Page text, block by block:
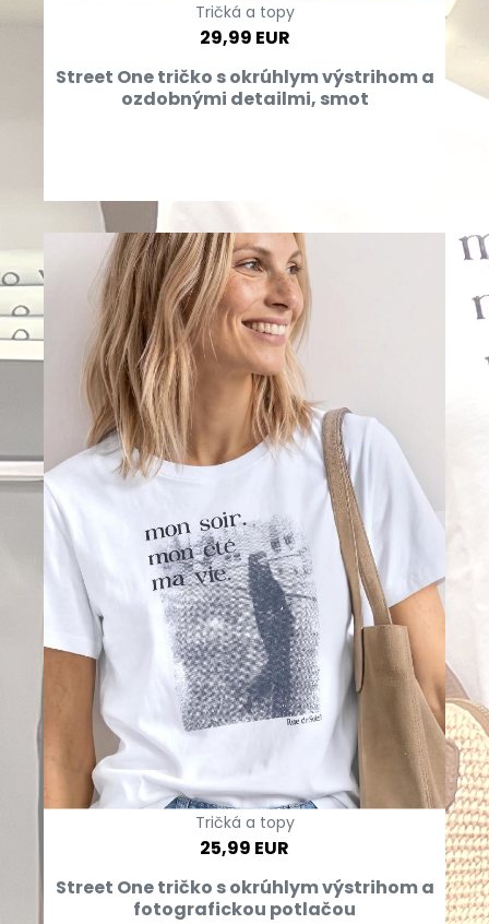
Tričká a topy
29,99 EUR
Street One tričko s okrúhlym výstrihom a
ozdobnými detailmi, smot
Tričká a topy
25,99 EUR
Street One tričko s okrúhlym výstrihom a
fotografickou potlačou